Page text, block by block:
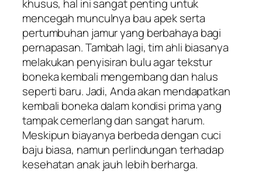
khusus, hal ini sangat penting untuk
mencegah munculnya bau apek serta
pertumbuhan jamur yang berbahaya bagi
pernapasan. Tambah lagi, tim ahli biasanya
melakukan penyisiran bulu agar tekstur
boneka kembali mengembang dan halus
seperti baru. Jadi, Anda akan mendapatkan
kembali boneka dalam kondisi prima yang
tampak cemerlang dan sangat harum.
Meskipun biayanya berbeda dengan cuci
baju biasa, namun perlindungan terhadap
kesehatan anak jauh lebih berharga.